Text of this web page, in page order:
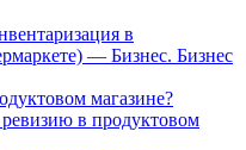
в
— Бизнес. Бизнес
магазине?
в продуктовом